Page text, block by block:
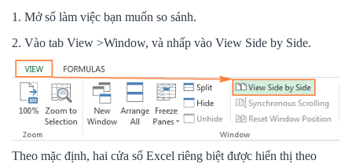
1. Mở sổ làm việc bạn muốn so sánh.
2. Vào tab View >Window, và nhấp vào View Side by Side.
Theo mặc định, hai cửa sổ Excel riêng biệt được hiển thị theo